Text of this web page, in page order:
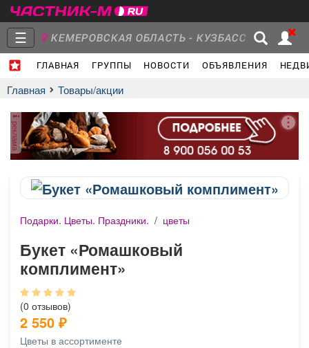
☰ КЕМЕРОВСКАЯ ОБЛАСТЬ - КУЗБАСС
ГЛАВНАЯ ГРУППЫ НОВОСТИ ОБЪЯВЛЕНИЯ
Главная
Объявления Недвижимость Услуги
Афиша
Главная Товары/акции
реклама
Подарки. Цветы. Праздники. / цветы
Букет «Ромашковый
комплимент»
(0 отзывов)
2 550 ₽
Цветы в ассортименте